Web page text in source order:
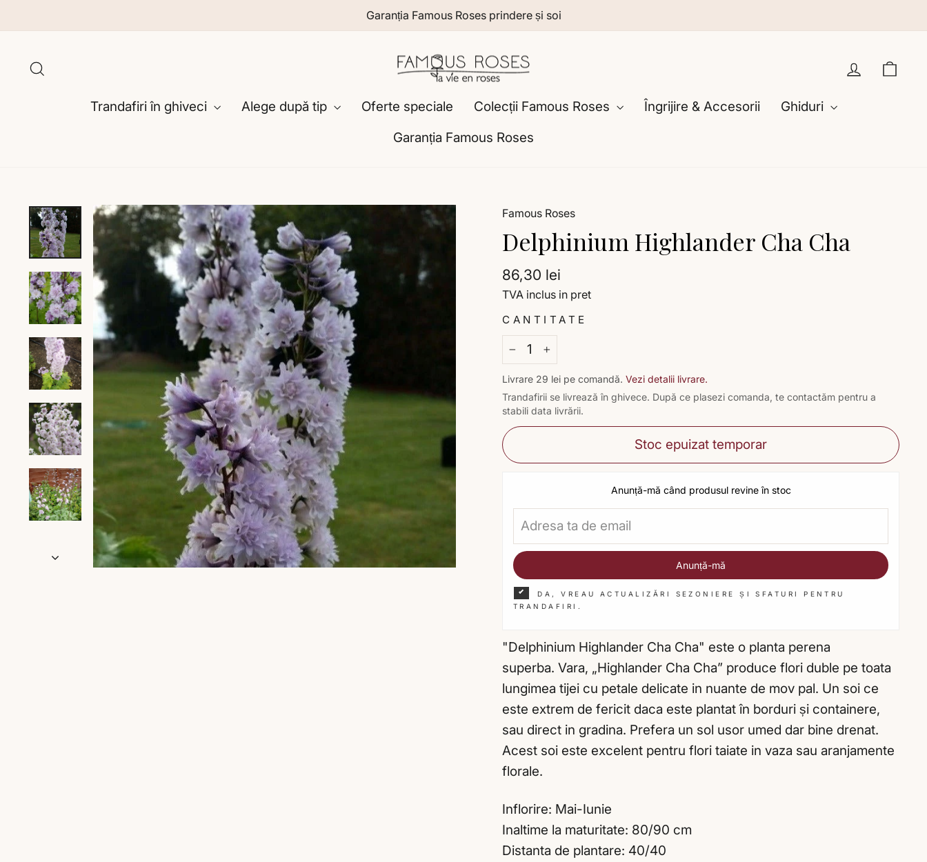
la
Garanția Famous Roses prindere și soi
Intră în
Trandafiri în ghiveci Alege după tip Oferte speciale Colecții Famous Roses Îngrijire & Accesorii
Ghiduri
Garanția Famous Roses
Famous Roses
Delphinium Highlander Cha Cha
Preț
86,30 lei
TVA inclus in pret
CANTITATE
+
Livrare 29 lei pe comandă. Vezi detalii livrare.
Trandafirii se livrează în ghivece. După ce plasezi comanda, te contactăm pentru a
stabili data livrării.
Stoc epuizat temporar
Anunță-mă când produsul revine în stoc
Anunță-mă
DA, VREAU ACTUALIZĂRI SEZONIERE ȘI SFATURI PENTRU
TRANDAFIRI.
"Delphinium Highlander Cha Cha" este o planta perena
superba. Vara, „Highlander Cha Cha” produce flori duble pe toata
lungimea tijei cu petale delicate in nuante de mov pal. Un soi ce
este extrem de fericit daca este plantat în borduri și containere,
sau direct in gradina. Prefera un sol usor umed dar bine drenat.
Acest soi este excelent pentru flori taiate in vaza sau aranjamente
florale.
Inflorire: Mai-Iunie
Inaltime la maturitate: 80/90 cm
Distanta de plantare: 40/40